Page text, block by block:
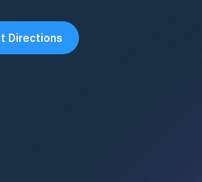
Directions